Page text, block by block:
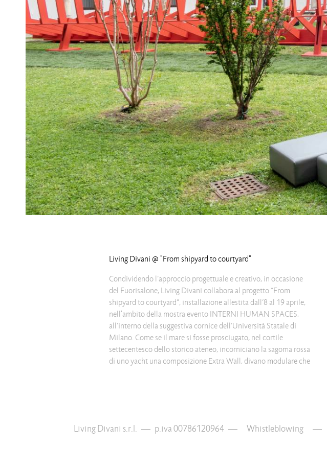
Living Divani @ "From shipyard to courtyard"
Condividendo l’approccio progettuale e creativo, in occasione
del Fuorisalone, Living Divani collabora al progetto “From
shipyard to courtyard”, installazione allestita dall’8 al 19 aprile,
nell'ambito della mostra evento INTERNI HUMAN SPACES,
all’interno della suggestiva cornice dell’Università Statale di
Milano. Come se il mare si fosse prosciugato, nel cortile
settecentesco dello storico ateneo, incorniciano la sagoma rossa
di uno yacht una composizione Extra Wall, divano modulare che
sorprende per le mille possibilità di combinazioni e di
rivestimenti che offre, rendendolo un imbottito dalla grande
versatilità e adattabilità e Bubble Rock, una forma instabile,
Living Divani s.r.l. — p.iva 00786120964 Whistleblowing —